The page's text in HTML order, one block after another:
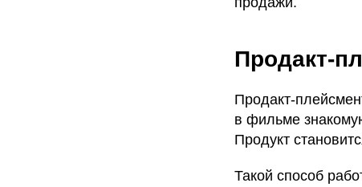
Продакт-
в фильме
Продукт
Такой способ